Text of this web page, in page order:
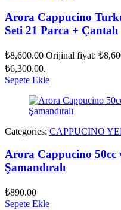
Arora Cappucino
Seti 21 Parca + Çantalı
₺8,600.00 Orijinal fiyat:
₺6,300.00.
Sepete Ekle
Categories: CAPPUCINO
Arora Cappucino 50cc
Şamandıralı
₺890.00
Sepete Ekle